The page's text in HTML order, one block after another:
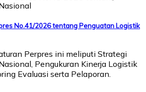
No.41/2026 tentang Penguatan Logistik
Perpres ini meliputi Strategi
Pengukuran Kinerja Logistik
Evaluasi serta Pelaporan.